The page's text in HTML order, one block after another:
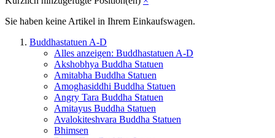
Sie haben keine Artikel in Ihrem Einkaufswagen.
Buddhastatuen A-D
Alles anzeigen: Buddhastatuen A-D
Akshobhya Buddha Statuen
Amitabha Buddha Statuen
Amoghasiddhi Buddha Statuen
Angry Tara Buddha Statuen
Amitayus Buddha Statuen
Avalokiteshvara Buddha Statuen
Bhimsen